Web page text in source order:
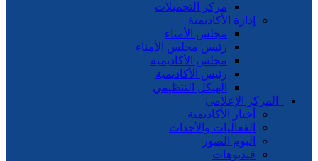
مركز التحميلات
إدارة الأكاديمية
مجلس الأمناء
رئيس مجلس الأمناء
مجلس الأكاديمية
رئيس الأكاديمية
الهيكل التنظيمي
المركز الإعلامي
أخبار الأكاديمية
الفعاليات والأحداث
البوم الصور
فيديوهات